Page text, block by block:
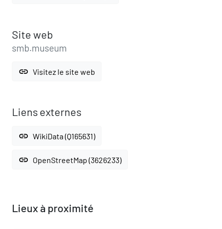
Site web
smb.museum
link Visitez le site web
Liens externes
link WikiData (Q165631)
link OpenStreetMap (3626233)
Lieux à proximité